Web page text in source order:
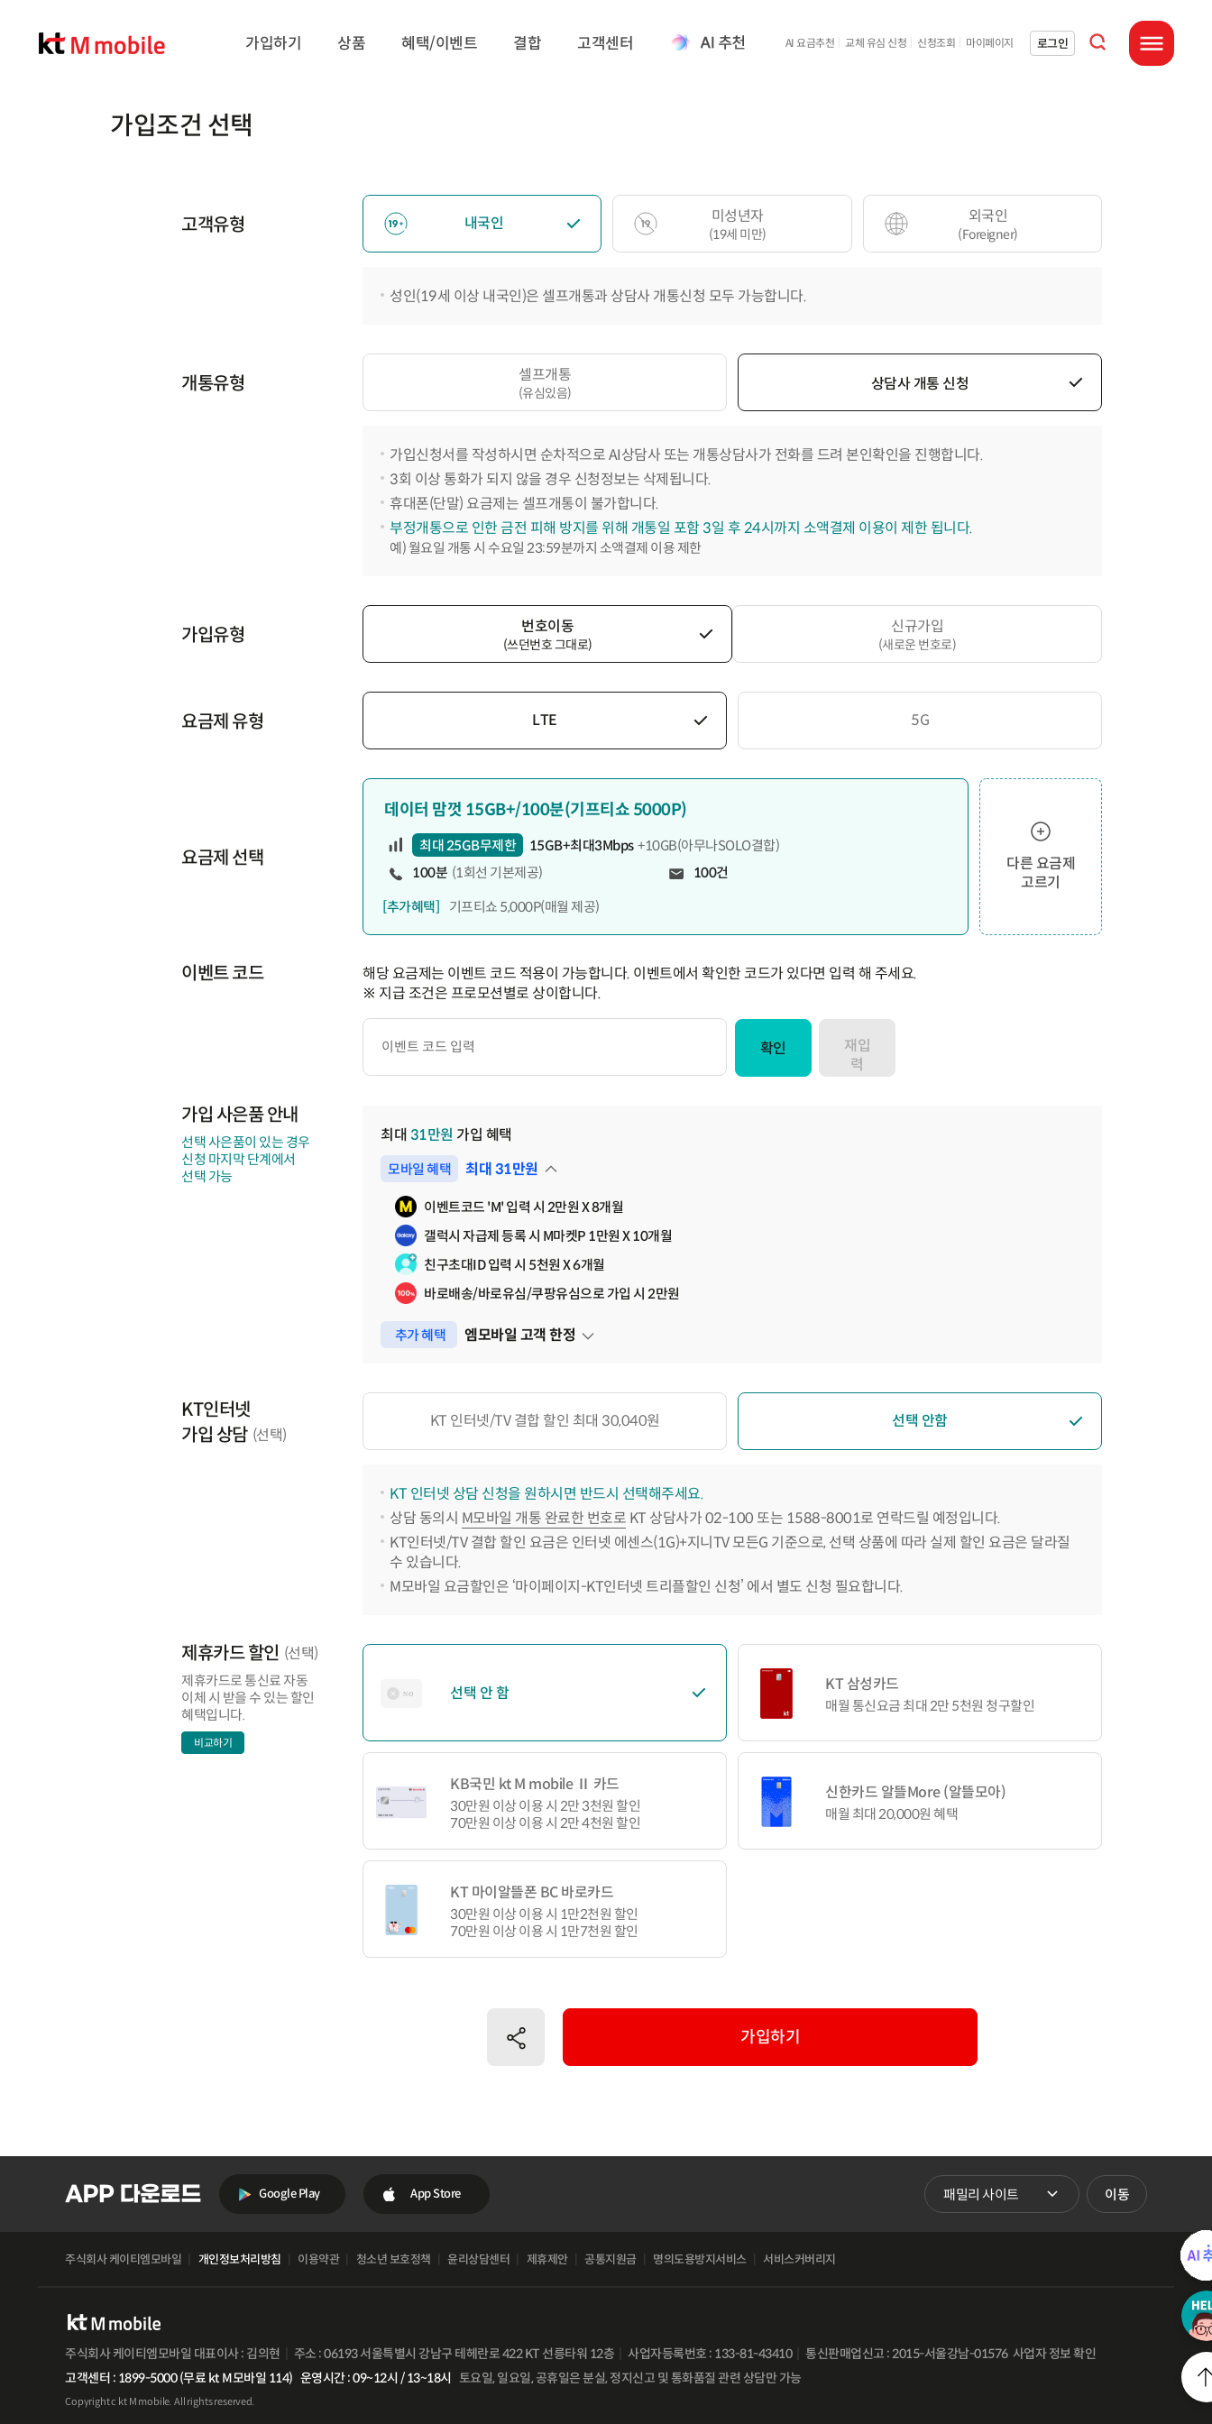
가입하기 상품 혜택/이벤트 결합 고객센터 AI 요금추천 교체 유심 신청 신청조회 마이페이지 로그인
통합검색 열기
전체메뉴 열기
가입조건 선택
고객유형 내국인 미성년자
(19세 미만)
외국인
(Foreigner)
성인(19세 이상 내국인)은 셀프개통과 상담사 개통신청 모두 가능합니다.
개통유형 셀프개통
(유심있음) 상담사 개통 신청
가입신청서를 작성하시면 순차적으로 AI상담사 또는 개통상담사가 전화를 드려 본인확인을 진행합니다.
3회 이상 통화가 되지 않을 경우 신청정보는 삭제됩니다.
휴대폰(단말) 요금제는 셀프개통이 불가합니다.
부정개통으로 인한 금전 피해 방지를 위해 개통일 포함 3일 후 24시까지 소액결제 이용이 제한 됩니다.
예) 월요일 개통 시 수요일 23:59분까지 소액결제 이용 제한
가입유형 번호이동
(쓰던번호 그대로)
신규가입
(새로운 번호로)
요금제 유형 LTE 5G
요금제 선택
데이터 맘껏 15GB+/100분(기프티쇼 5000P)
최대 25GB무제한 15GB+최대3Mbps +10GB(아무나SOLO결합)
100분 (1회선 기본제공)
100건
[추가혜택]
기프티쇼 5,000P(매월 제공)
다른 요금제
고르기
이벤트 코드
해당 요금제는 이벤트 코드 적용이 가능합니다. 이벤트에서 확인한 코드가 있다면 입력 해 주세요.
※ 지급 조건은 프로모션별로 상이합니다.
이
확인
재입
력
가입 사은품 안내
선택 사은품이 있는 경우
신청 마지막 단계에서
선택 가능
최대 31만원 가입 혜택
모바일 혜택 최대 31만원
펼쳐보기
이벤트코드 'M' 입력 시 2만원 X 8개월
갤럭시 자급제 등록 시 M마켓P 1만원 X 10개월
친구초대ID 입력 시 5천원 X 6개월
바로배송/바로유심/쿠팡유심으로 가입 시 2만원
추가 혜택 엠모바일 고객 한정
펼쳐보기
KT인터넷
가입 상담 (선택)
KT 인터넷/TV 결합 할인 최대 30,040원 선택 안함
KT 인터넷 상담 신청을 원하시면 반드시 선택해주세요.
상담 동의시 M모바일 개통 완료한 번호로 KT 상담사가 02-100 또는 1588-8001로 연락드릴 예정입니다.
KT인터넷/TV 결합 할인 요금은 인터넷 에센스(1G)+지니TV 모든G 기준으로, 선택 상품에 따라 실제 할인 요금은 달라질
수 있습니다.
M모바일 요금할인은 ‘마이페이지-KT인터넷 트리플할인 신청’ 에서 별도 신청 필요합니다.
제휴카드 할인 (선택)
제휴카드로 통신료 자동
이체 시 받을 수 있는 할인
혜택입니다.
비교하기
선택 안 함 KT 삼성카드
매월 통신요금 최대 2만 5천원 청구할인
KB국민 kt M mobile Ⅱ 카드
30만원 이상 이용 시 2만 3천원 할인
70만원 이상 이용 시 2만 4천원 할인
신한카드 알뜰More (알뜰모아)
매월 최대 20,000원 혜택
KT 마이알뜰폰 BC 바로카드
30만원 이상 이용 시 1만2천원 할인
70만원 이상 이용 시 1만7천원 할인
공유하기 가입하기
Google Play App Store 패밀리 사이트 바로가기
이동
주식회사 케이티엠모바일 개인정보처리방침 이용약관 청소년 보호정책 윤리상담센터 제휴제안 공통지원금 명의도용방지서비스 서비스커버리지
주식회사 케이티엠모바일 대표이사 : 김의현 주소 : 06193 서울특별시 강남구 테헤란로 422 KT 선릉타워 12층 사업자등록번호 : 133-81-43410 통신판매업신고 : 2015-서울강남-01576 사업자 정보 확인
고객센터 : 1899-5000 (무료 kt M모바일 114) 운영시간 : 09~12시 / 13~18시 토요일, 일요일, 공휴일은 분실, 정지신고 및 통화품질 관련 상담만 가능
Copyright c kt M mobile. All rights reserved.